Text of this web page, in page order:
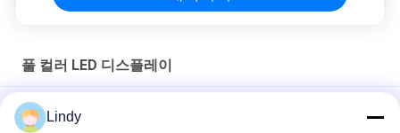
풀 컬러 LED 디스플레이
쇼핑 센터/단계를 위한 고해상 P4 풀 컬러 지도된 전시
Lindy